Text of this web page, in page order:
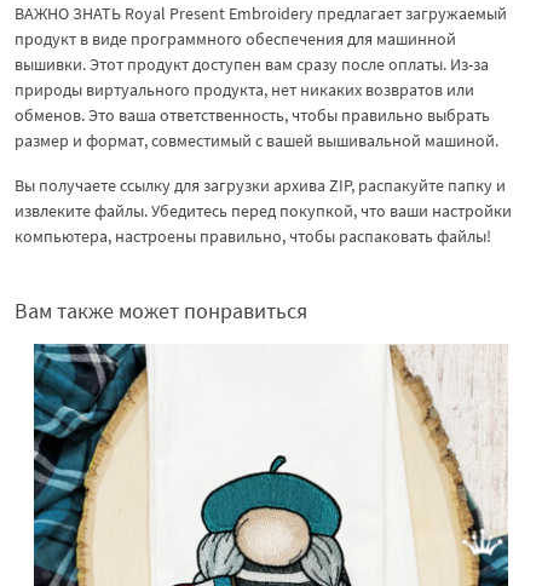
ВАЖНО ЗНАТЬ Royal Present Embroidery предлагает загружаемый
продукт в виде программного обеспечения для машинной
вышивки. Этот продукт доступен вам сразу после оплаты. Из-за
природы виртуального продукта, нет никаких возвратов или
обменов. Это ваша ответственность, чтобы правильно выбрать
размер и формат, совместимый с вашей вышивальной машиной.
Вы получаете ссылку для загрузки архива ZIP, распакуйте папку и
извлеките файлы. Убедитесь перед покупкой, что ваши настройки
компьютера, настроены правильно, чтобы распаковать файлы!
Вам также может понравиться